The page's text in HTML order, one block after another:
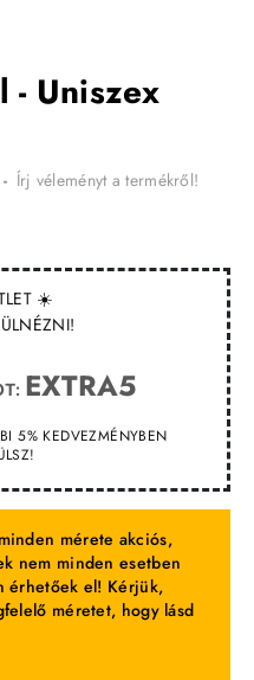
- Uniszex
☀️
EXTRA5
5% KEDVEZMÉNYBEN
- Írj véleményt a termékről!
mérete akciós,
nem minden esetben
érhetőek el! Kérjük,
méretet, hogy lásd